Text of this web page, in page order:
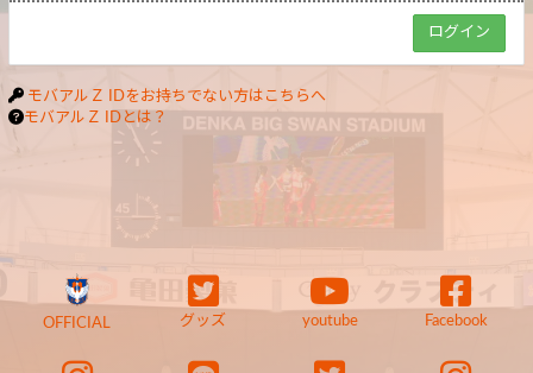
モバアルＺ IDをお持ちでない方はこちらへ
モバアルＺ IDとは？
OFFICIAL グッズ youtube Facebook